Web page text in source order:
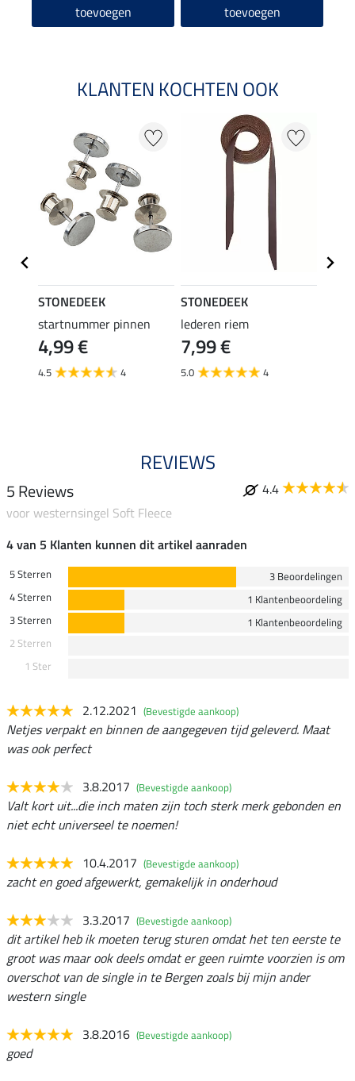
toevoegen toevoegen
KLANTEN KOCHTEN OOK
STONEDEEK
startnummer pinnen
4,99 €
4.5 4
STONEDEEK
lederen riem
7,99 €
5.0 4
REVIEWS
5 Reviews
4.4
voor westernsingel Soft Fleece
4 van 5 Klanten kunnen dit artikel aanraden
5 Sterren
3 Beoordelingen
4 Sterren
1 Klantenbeoordeling
3 Sterren
1 Klantenbeoordeling
2 Sterren
1 Ster
2.12.2021 (Bevestigde aankoop)
Netjes verpakt en binnen de aangegeven tijd geleverd. Maat
was ook perfect
3.8.2017 (Bevestigde aankoop)
Valt kort uit...die inch maten zijn toch sterk merk gebonden en
niet echt universeel te noemen!
10.4.2017 (Bevestigde aankoop)
zacht en goed afgewerkt, gemakelijk in onderhoud
3.3.2017 (Bevestigde aankoop)
dit artikel heb ik moeten terug sturen omdat het ten eerste te
groot was maar ook deels omdat er geen ruimte voorzien is om
overschot van de single in te Bergen zoals bij mijn ander
western single
3.8.2016 (Bevestigde aankoop)
goed